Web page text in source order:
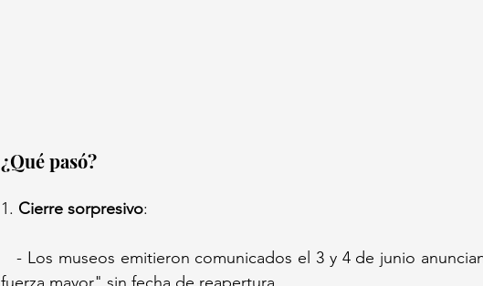
¿Qué pasó?
1. Cierre sorpresivo:
   - Los museos emitieron comunicados el 3 y 4 de junio anunciando cierres "por causas de